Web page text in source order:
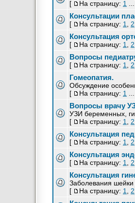
[ На страницу: 1
Консультации
[ На страницу: 1 2
Консультация
[ На страницу: 1 2
Вопросы
[ На страницу: 1 2
Гомеопатия.
Обсуждение
[
На страницу: 1
Вопросы врачу
УЗИ беременных,
[
На страницу: 1 2
Консультация
[ На страницу: 1 2
Консультация
[ На страницу: 1 2
Консультация
Заболевания шейки
[
На страницу: 1 2